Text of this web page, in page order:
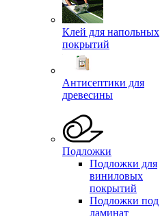
Клей для напольных
покрытий
Антисептики для
древесины
Подложки
Подложки для
виниловых
покрытий
Подложки под
ламинат